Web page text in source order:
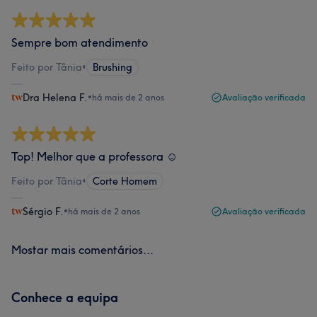
Sempre bom atendimento
Feito por Tânia• Brushing
Dra Helena F. •há mais de 2 anos Avaliação verificada
Top! Melhor que a professora ☺️
Feito por Tânia• Corte Homem
Sérgio F. •há mais de 2 anos Avaliação verificada
Mostar mais comentários...
Conhece a equipa